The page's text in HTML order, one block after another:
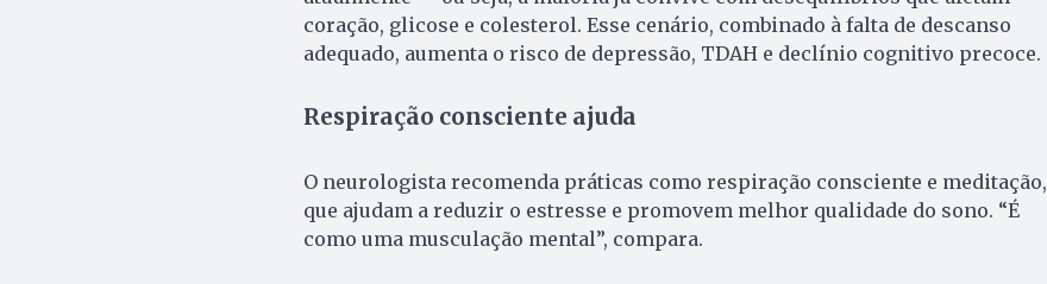
coração, glicose e colesterol. Esse cenário, combinado à falta de descanso
adequado, aumenta o risco de depressão, TDAH e declínio cognitivo precoce.
Respiração consciente ajuda
O neurologista recomenda práticas como respiração consciente e meditação,
que ajudam a reduzir o estresse e promovem melhor qualidade do sono. “É
como uma musculação mental”, compara.